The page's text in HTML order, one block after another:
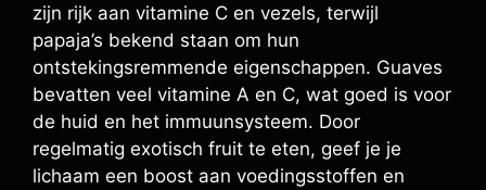
zijn rijk aan vitamine C en vezels, terwijl
papaja’s bekend staan om hun
ontstekingsremmende eigenschappen. Guaves
bevatten veel vitamine A en C, wat goed is voor
de huid en het immuunsysteem. Door
regelmatig exotisch fruit te eten, geef je je
lichaam een boost aan voedingsstoffen en